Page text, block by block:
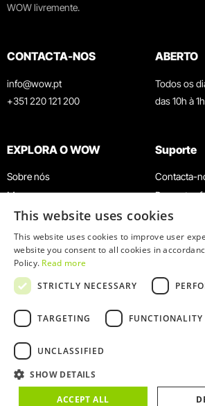
WOW livremente.
CONTACTA-NOS
info@wow.pt
+351 220 121 200
ABERTO
Todos os
das 10h à 1h
EXPLORA O WOW
Sobre nós
Museus
Agenda
Notícias
Restaurantes
Cartão WOW
Grupos e Eventos
Serviço Educativo
Suporte
Contacta-
Perguntas
Termos e
Política de
Trabalha
Livro de
© 2026
WOW
This website uses cookies
This website uses cookies to improve user
website you consent to all cookies in
Policy. Read more
STRICTLY NECESSARY
TARGETING FUNCTIONALITY
UNCLASSIFIED
SHOW DETAILS
ACCEPT ALL